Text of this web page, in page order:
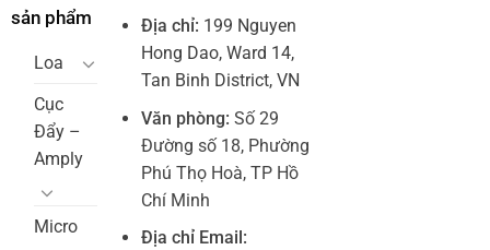
sản phẩm
Loa
Cục
Đẩy –
Amply
Micro
Địa chỉ: 199 Nguyen
Hong Dao, Ward 14,
Tan Binh District, VN
Văn phòng: Số 29
Đường số 18, Phường
Phú Thọ Hoà, TP Hồ
Chí Minh
Địa chỉ Email: